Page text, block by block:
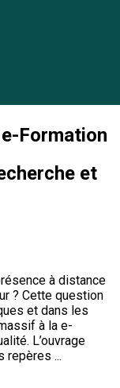
Formation
et
à distance
? Cette question
et dans les
à la e-
L’ouvrage
repères ...